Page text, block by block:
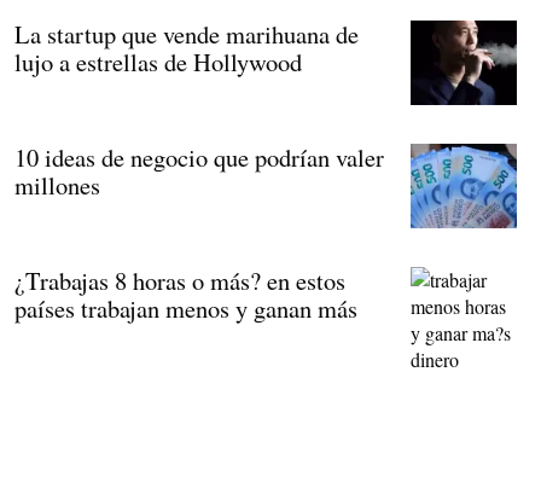
La startup que vende marihuana de
lujo a estrellas de Hollywood
10 ideas de negocio que podrían valer
millones
¿Trabajas 8 horas o más? en estos
países trabajan menos y ganan más